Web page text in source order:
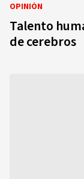
OPINIÓN
Talento
de cerebros